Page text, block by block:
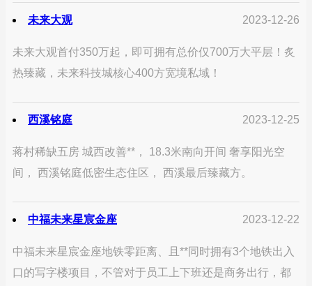
未来大观 2023-12-26
未来大观首付350万起，即可拥有总价仅700万大平层！炙
热臻藏，未来科技城核心400方宽境私域！
西溪铭庭 2023-12-25
蒋村稀缺五房 城西改善**， 18.3米南向开间 奢享阳光空
间， 西溪铭庭低密生态住区， 西溪最后臻藏方。
中福未来星宸金座 2023-12-22
中福未来星宸金座地铁零距离、且**同时拥有3个地铁出入
口的写字楼项目，不管对于员工上下班还是商务出行，都